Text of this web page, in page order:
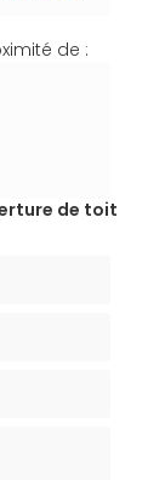
de :
de toit